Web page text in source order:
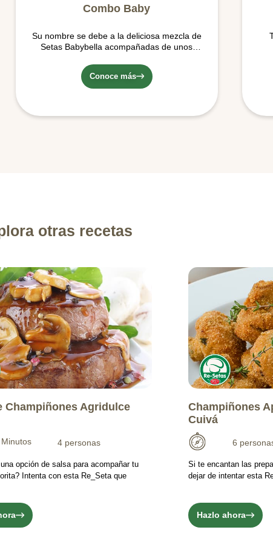
Combo Baby
Su nombre se debe a la deliciosa mezcla de
Setas Babybella acompañadas de unos
cuales pueden variar entre zanahorias de
colores naranja o amarillo o Zucchini),
ideales para hacer tus preparaciones más
Conoce más
otras recetas
Champiñones Agridulce
4 personas
opción de salsa para acompañar tu
Intenta con esta Re_Seta que
Champiñones
Cuivá
6
Si te encantan las
dejar de intentar esta
Hazlo ahora